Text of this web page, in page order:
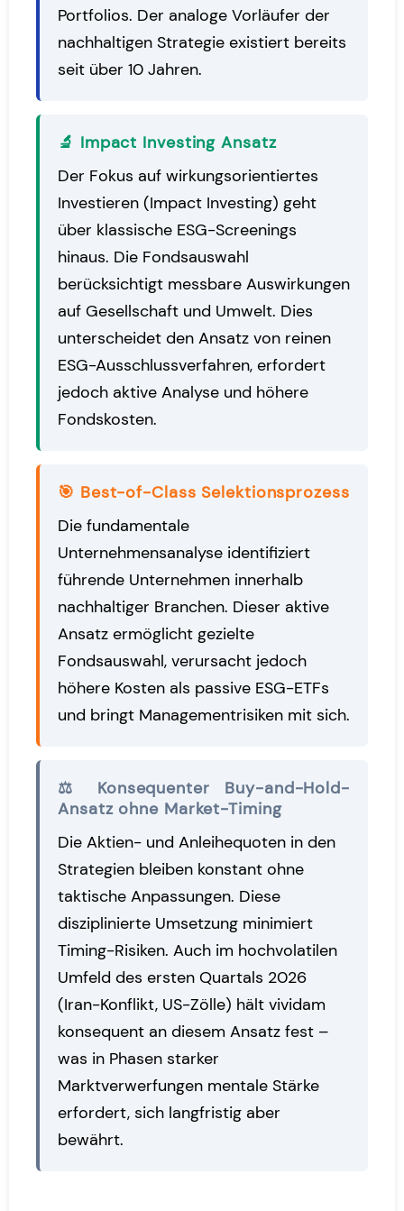
Portfolios. Der analoge Vorläufer der
nachhaltigen Strategie existiert bereits
seit über 10 Jahren.
🔬 Impact Investing Ansatz
Der Fokus auf wirkungsorientiertes
Investieren (Impact Investing) geht
über klassische ESG-Screenings
hinaus. Die Fondsauswahl
berücksichtigt messbare Auswirkungen
auf Gesellschaft und Umwelt. Dies
unterscheidet den Ansatz von reinen
ESG-Ausschlussverfahren, erfordert
jedoch aktive Analyse und höhere
Fondskosten.
🎯 Best-of-Class Selektionsprozess
Die fundamentale
Unternehmensanalyse identifiziert
führende Unternehmen innerhalb
nachhaltiger Branchen. Dieser aktive
Ansatz ermöglicht gezielte
Fondsauswahl, verursacht jedoch
höhere Kosten als passive ESG-ETFs
und bringt Managementrisiken mit sich.
⚖️ Konsequenter Buy-and-Hold-
Ansatz ohne Market-Timing
Die Aktien- und Anleihequoten in den
Strategien bleiben konstant ohne
taktische Anpassungen. Diese
disziplinierte Umsetzung minimiert
Timing-Risiken. Auch im hochvolatilen
Umfeld des ersten Quartals 2026
(Iran-Konflikt, US-Zölle) hält vividam
konsequent an diesem Ansatz fest –
was in Phasen starker
Marktverwerfungen mentale Stärke
erfordert, sich langfristig aber
bewährt.